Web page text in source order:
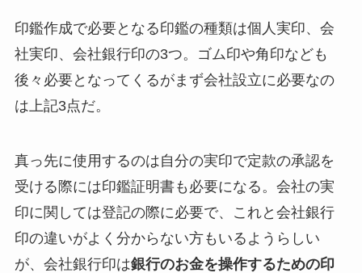
印鑑作成で必要となる印鑑の種類は個人実印、会
社実印、会社銀行印の3つ。ゴム印や角印なども
後々必要となってくるがまず会社設立に必要なの
は上記3点だ。
真っ先に使用するのは自分の実印で定款の承認を
受ける際には印鑑証明書も必要になる。会社の実
印に関しては登記の際に必要で、これと会社銀行
印の違いがよく分からない方もいるようらしい
が、会社銀行印は銀行のお金を操作するための印